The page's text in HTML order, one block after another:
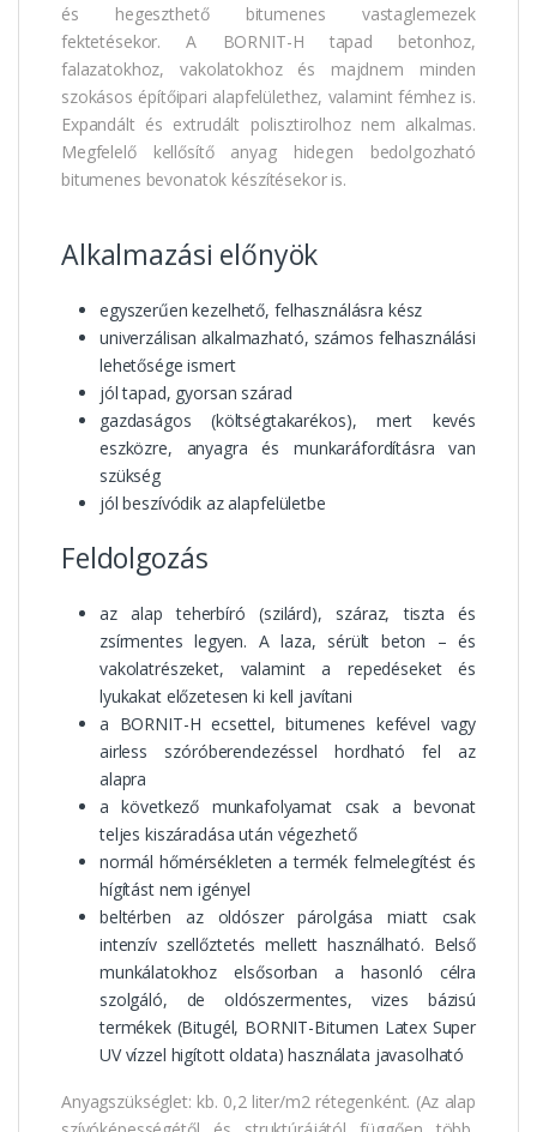
és hegeszthető bitumenes vastaglemezek
fektetésekor. A BORNIT-H tapad betonhoz,
falazatokhoz, vakolatokhoz és majdnem minden
szokásos építőipari alapfelülethez, valamint fémhez is.
Expandált és extrudált polisztirolhoz nem alkalmas.
Megfelelő kellősítő anyag hidegen bedolgozható
bitumenes bevonatok készítésekor is.
Alkalmazási előnyök
egyszerűen kezelhető, felhasználásra kész
univerzálisan alkalmazható, számos felhasználási
lehetősége ismert
jól tapad, gyorsan szárad
gazdaságos (költségtakarékos), mert kevés
eszközre, anyagra és munkaráfordításra van
szükség
jól beszívódik az alapfelületbe
Feldolgozás
az alap teherbíró (szilárd), száraz, tiszta és
zsírmentes legyen. A laza, sérült beton – és
vakolatrészeket, valamint a repedéseket és
lyukakat előzetesen ki kell javítani
a BORNIT-H ecsettel, bitumenes kefével vagy
airless szóróberendezéssel hordható fel az
alapra
a következő munkafolyamat csak a bevonat
teljes kiszáradása után végezhető
normál hőmérsékleten a termék felmelegítést és
hígítást nem igényel
beltérben az oldószer párolgása miatt csak
intenzív szellőztetés mellett használható. Belső
munkálatokhoz elsősorban a hasonló célra
szolgáló, de oldószermentes, vizes bázisú
termékek (Bitugél, BORNIT-Bitumen Latex Super
UV vízzel higított oldata) használata javasolható
Anyagszükséglet: kb. 0,2 liter/m2 rétegenként. (Az alap